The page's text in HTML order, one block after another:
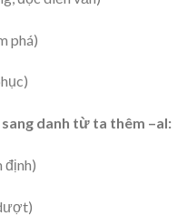
phá)
danh từ ta thêm –al:
định)